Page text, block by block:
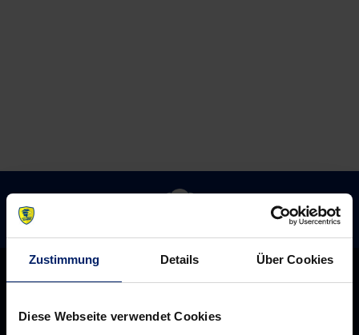
Zustimmung Details Über Cookies
Diese Webseite verwendet Cookies